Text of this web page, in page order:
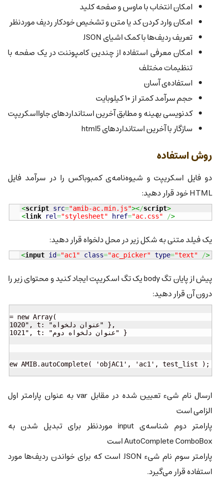
امکان انتخاب با ماوس و صفحه کلید
امکان وارد کردن کد یا متن و تشخیص خودکار ردیف موردنظر
تعریف ردیف‌ها با کمک اشیای JSON
امکان معرفی استفاده از چندین کامپوننت در یک صفحه با
تنظیمات مختلف
استفاده‌ی آسان
حجم سرآمد کمتر از ۱۰ کیلوبایت
کدنویسی بهینه و مطابق آخرین استانداردهای جاوااسکریپت
سازگار با آخرین استانداردهای html5
روش استفاده
دو فایل اسکریپت و شیوه‌نامه‌ی کمبوباکس را در سرآمد فایل
HTML خود قرار دهید:
<script src="amib-ac.min.js"></script>
<link rel="stylesheet" href="ac.css" />
یک فیلد متنی به شکل زیر در محل دلخواه قرار دهید:
<input id="ac1" class="ac_picker" type="text" />
پیش از پایان تگ body یک تگ اسکریپت ایجاد کنید و محتوای زیر را
درون آن قرار دهید:
ارسال نام شیء تعیین شده در مقابل var به عنوان پارامتر اول
الزامی است
پارامتر دوم شناسه‌ی input موردنظر برای تبدیل شدن به
AutoComplete ComboBox است
پارامتر سوم نام شیء JSON است که برای خواندن ردیف‌ها مورد
استفاده قرار می‌گیرد.